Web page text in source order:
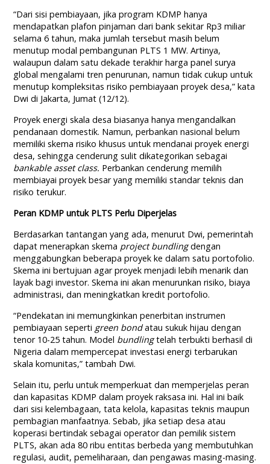
“Dari sisi pembiayaan, jika program KDMP hanya
mendapatkan plafon pinjaman dari bank sekitar Rp3 miliar
selama 6 tahun, maka jumlah tersebut masih belum
menutup modal pembangunan PLTS 1 MW. Artinya,
walaupun dalam satu dekade terakhir harga panel surya
global mengalami tren penurunan, namun tidak cukup untuk
menutup kompleksitas risiko pembiayaan proyek desa,” kata
Dwi di Jakarta, Jumat (12/12).
Proyek energi skala desa biasanya hanya mengandalkan
pendanaan domestik. Namun, perbankan nasional belum
memiliki skema risiko khusus untuk mendanai proyek energi
desa, sehingga cenderung sulit dikategorikan sebagai
bankable asset class. Perbankan cenderung memilih
membiayai proyek besar yang memiliki standar teknis dan
risiko terukur.
Peran KDMP untuk PLTS Perlu Diperjelas
Berdasarkan tantangan yang ada, menurut Dwi, pemerintah
dapat menerapkan skema project bundlingdengan
menggabungkan beberapa proyek ke dalam satu portofolio.
Skema ini bertujuan agar proyek menjadi lebih menarik dan
layak bagi investor. Skema ini akan menurunkan risiko, biaya
administrasi, dan meningkatkan kredit portofolio.
“Pendekatan ini memungkinkan penerbitan instrumen
pembiayaan seperti green bondatau sukuk hijau dengan
tenor 10-25 tahun. Model bundlingtelah terbukti berhasil di
Nigeria dalam mempercepat investasi energi terbarukan
skala komunitas,” tambah Dwi.
Selain itu, perlu untuk memperkuat dan memperjelas peran
dan kapasitas KDMP dalam proyek raksasa ini. Hal ini baik
dari sisi kelembagaan, tata kelola, kapasitas teknis maupun
pembagian manfaatnya. Sebab, jika setiap desa atau
koperasi bertindak sebagai operator dan pemilik sistem
PLTS, akan ada 80 ribu entitas berbeda yang membutuhkan
regulasi, audit, pemeliharaan, dan pengawas masing-masing.